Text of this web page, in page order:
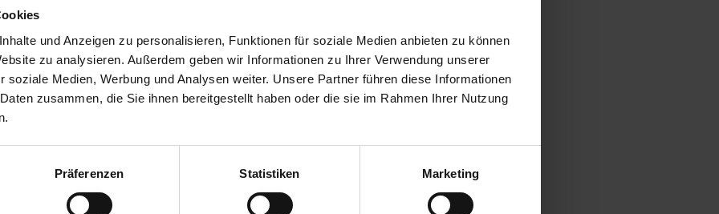
und Anzeigen zu personalisieren, Funktionen für soziale Medien anbieten zu können
zu analysieren. Außerdem geben wir Informationen zu Ihrer Verwendung unserer
soziale Medien, Werbung und Analysen weiter. Unsere Partner führen diese Informationen
zusammen, die Sie ihnen bereitgestellt haben oder die sie im Rahmen Ihrer Nutzung
Präferenzen Statistiken Marketing
06-cfg